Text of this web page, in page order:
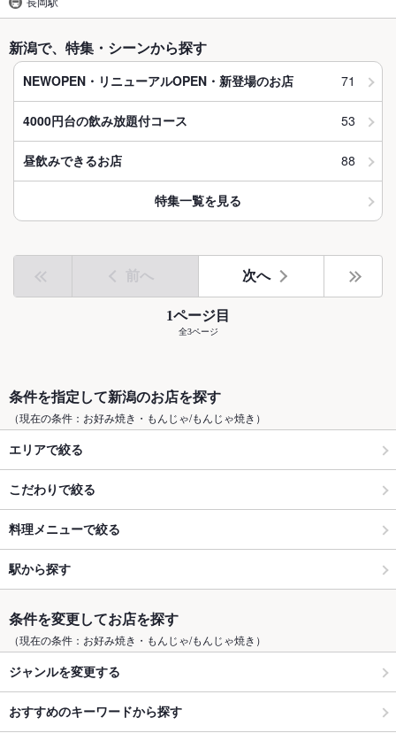
新潟で、特集・シーンから探す
NEWOPEN・リニューアルOPEN・新登場のお店 71
4000円台の飲み放題付コース 53
昼飲みできるお店 88
特集一覧を見る
前へ 次へ
1ページ目
全3ページ
条件を指定して新潟のお店を探す
（現在の条件：お好み焼き・もんじゃ/もんじゃ焼き）
エリアで絞る
こだわりで絞る
料理メニューで絞る
駅から探す
条件を変更してお店を探す
（現在の条件：お好み焼き・もんじゃ/もんじゃ焼き）
ジャンルを変更する
おすすめのキーワードから探す